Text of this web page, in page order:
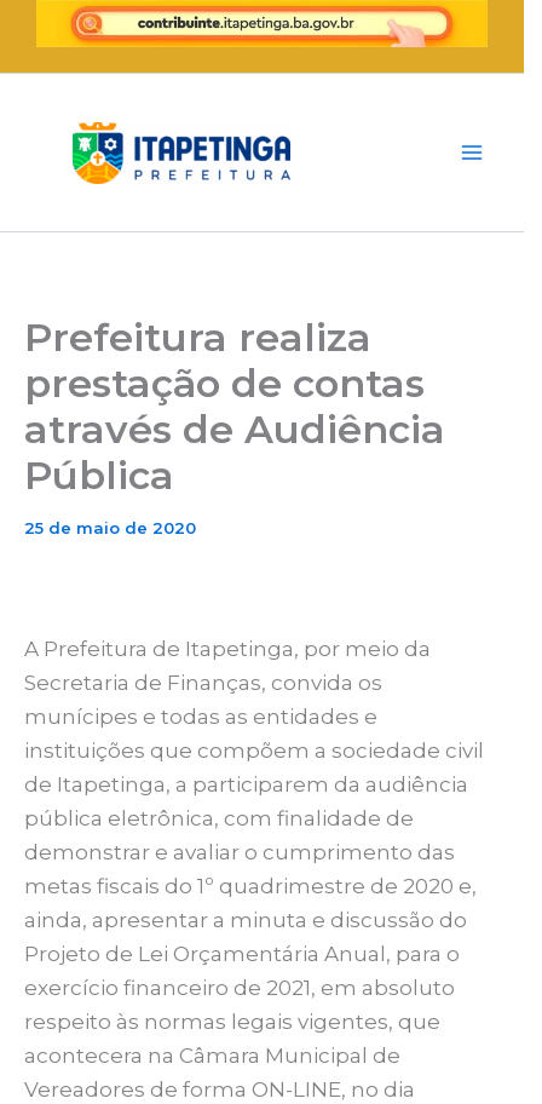
para
conteúdo
Prefeitura realiza
prestação de contas
através de Audiência
Pública
25 de maio de 2020
A Prefeitura de Itapetinga, por meio da
Secretaria de Finanças, convida os
munícipes e todas as entidades e
instituições que compõem a sociedade civil
de Itapetinga, a participarem da audiência
pública eletrônica, com finalidade de
demonstrar e avaliar o cumprimento das
metas fiscais do 1º quadrimestre de 2020 e,
ainda, apresentar a minuta e discussão do
Projeto de Lei Orçamentária Anual, para o
exercício financeiro de 2021, em absoluto
respeito às normas legais vigentes, que
acontecera na Câmara Municipal de
Vereadores de forma ON-LINE, no dia